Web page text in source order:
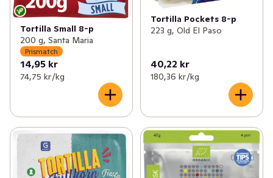
Tortilla Small 8-p
200 g, Santa Maria
Prismatch
14,95 kr
74,75 kr /kg
Tortilla Pockets 8-p
223 g, Old El Paso
40,22 kr
180,36 kr /kg